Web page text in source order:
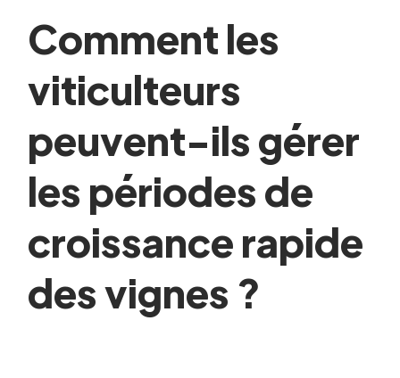
Comment les
viticulteurs
peuvent-ils gérer
les périodes de
croissance rapide
des vignes ?